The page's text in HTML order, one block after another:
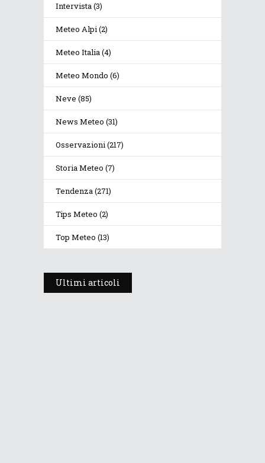
Intervista(3)
Meteo Alpi(2)
Meteo Italia(4)
Meteo Mondo (6)
Neve (85)
News Meteo (31)
Osservazioni(217)
Storia Meteo (7)
Tendenza(271)
Tips Meteo (2)
Top Meteo (13)
Ultimi articoli